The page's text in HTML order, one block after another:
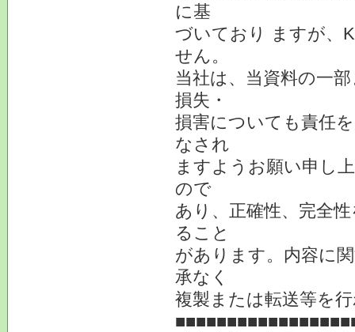
に基
づいており ますが、
せん。
当社は、当資料の一
損失・
損害についても責任
なされ
ますようお願い申し
ので
あり、正確性、完全
ること
があります。内容に
承なく
複製または転送等を